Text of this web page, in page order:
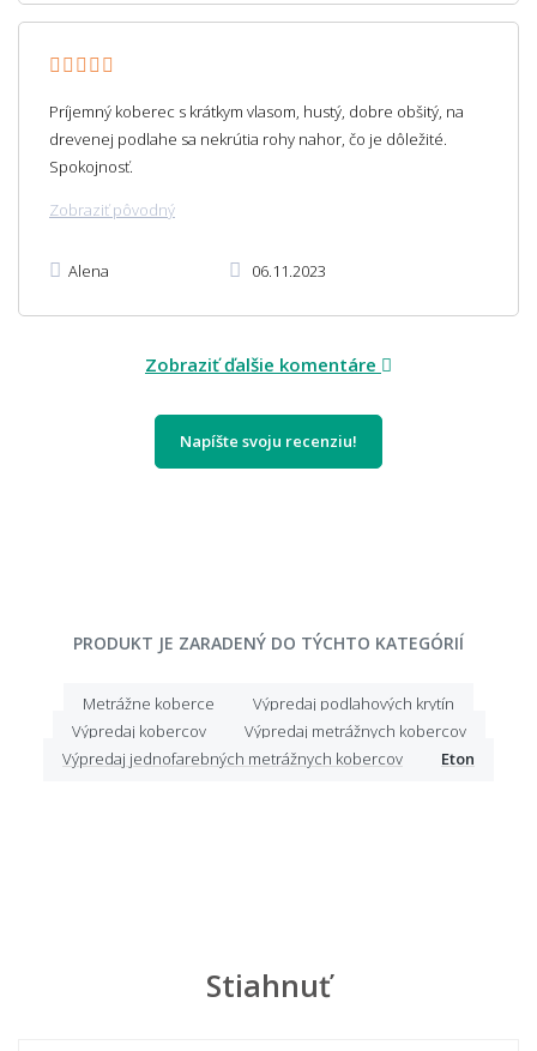
Príjemný koberec s krátkym vlasom, hustý, dobre obšitý, na
drevenej podlahe sa nekrútia rohy nahor, čo je dôležité.
Spokojnosť.
Zobraziť pôvodný
Alena 06.11.2023
Zobraziť ďalšie komentáre
Napíšte svoju recenziu!
PRODUKT JE ZARADENÝ DO TÝCHTO KATEGÓRIÍ
Metrážne koberce
Výpredaj podlahových krytín
Výpredaj kobercov
Výpredaj metrážnych kobercov
Výpredaj jednofarebných metrážnych kobercov
Eton
Stiahnuť